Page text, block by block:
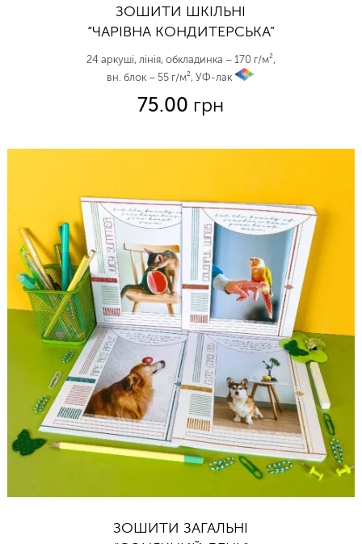
ЗОШИТИ ШКІЛЬНІ
“ЧАРІВНА КОНДИТЕРСЬКА”
24 аркуші, лінія, обкладинка – 170 г/м²,
вн. блок – 55 г/м², УФ-лак
75.00 грн
ЗОШИТИ ЗАГАЛЬНІ